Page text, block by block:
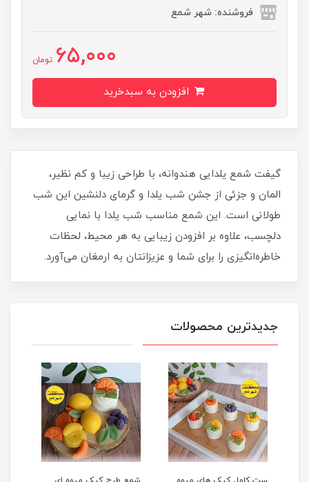
فروشنده: شهر شمع
65,000 تومان
گیفت شمع یلدایی هندوانه، با طراحی زیبا و کم نظیر،
المان و جزئی از جشن شب یلدا و گرمای دلنشین این شب
طولانی است. این شمع مناسب شب یلدا با نمایی
دلچسب، علاوه بر افزودن زیبایی به هر محیط، لحظات
خاطره‌انگیزی را برای شما و عزیزانتان به ارمغان می‌آورد.
جدیدترین محصولات